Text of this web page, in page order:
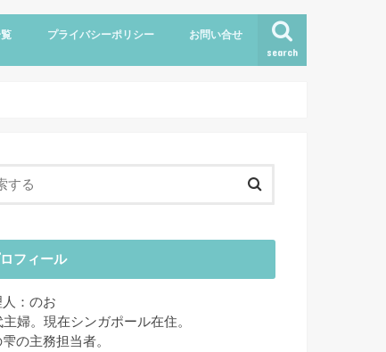
search
プライバシーポリシー お問い合せ
フィール
：のお
主婦。現在シンガポール在住。
の主務担当者。